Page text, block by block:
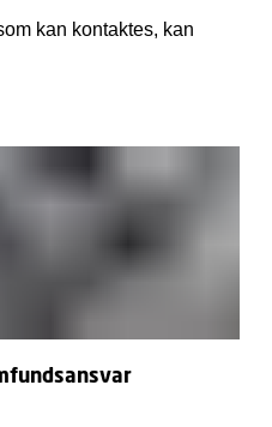
kan kontaktes, kan